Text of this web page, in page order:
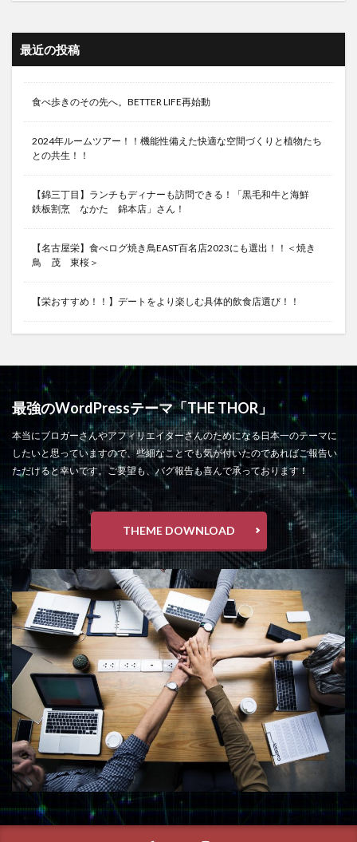
最近の投稿
食べ歩きのその先へ。BETTER LIFE再始動
2024年ルームツアー！！機能性備えた快適な空間づくりと植物たち
との共生！！
【錦三丁目】ランチもディナーも訪問できる！「黒毛和牛と海鮮
鉄板割烹 なかた 錦本店」さん！
【名古屋栄】食べログ焼き鳥EAST百名店2023にも選出！！＜焼き
鳥 茂 東桜＞
【栄おすすめ！！】デートをより楽しむ具体的飲食店選び！！
最強のWordPressテーマ「THE THOR」
本当にブロガーさんやアフィリエイターさんのためになる日本一のテーマに
したいと思っていますので、些細なことでも気が付いたのであればご報告い
ただけると幸いです。ご要望も、バグ報告も喜んで承っております！
THEME DOWNLOAD